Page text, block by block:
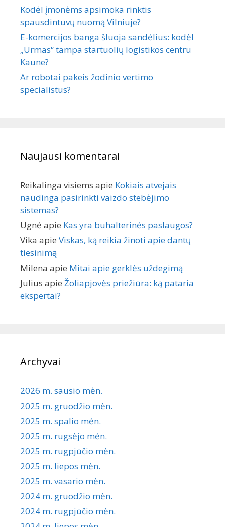
Kodėl įmonėms apsimoka rinktis
spausdintuvų nuomą Vilniuje?
E-komercijos banga šluoja sandėlius: kodėl
„Urmas“ tampa startuolių logistikos centru
Kaune?
Ar robotai pakeis žodinio vertimo
specialistus?
Naujausi komentarai
Reikalinga visiems apie Kokiais atvejais
naudinga pasirinkti vaizdo stebėjimo
sistemas?
Ugnė apie Kas yra buhalterinės paslaugos?
Vika apie Viskas, ką reikia žinoti apie dantų
tiesinimą
Milena apie Mitai apie gerklės uždegimą
Julius apie Žoliapjovės priežiūra: ką pataria
ekspertai?
Archyvai
2026 m. sausio mėn.
2025 m. gruodžio mėn.
2025 m. spalio mėn.
2025 m. rugsėjo mėn.
2025 m. rugpjūčio mėn.
2025 m. liepos mėn.
2025 m. vasario mėn.
2024 m. gruodžio mėn.
2024 m. rugpjūčio mėn.